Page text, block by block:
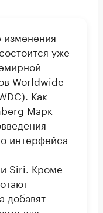
уже
Worldwide
Как
Марк
интерфейса
Siri. Кроме
добавят